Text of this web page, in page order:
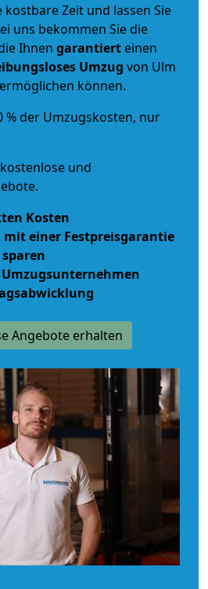
kostbare Zeit und lassen Sie
uns bekommen Sie die
Ihnen garantiert einen
Umzug von Ulm
können.
% der Umzugskosten, nur
und
Kosten
mit einer Festpreisgarantie
sparen
Angebote erhalten